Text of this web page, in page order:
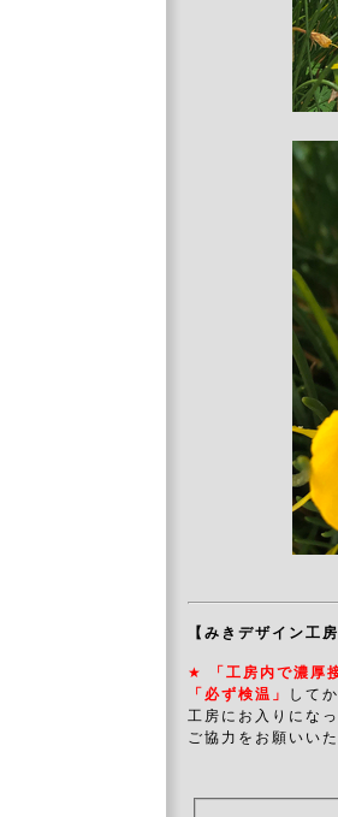
【みきデザイン工
★
「工房内で濃厚
「必ず検温」
して
工房にお入りにな
ご協力をお願いい